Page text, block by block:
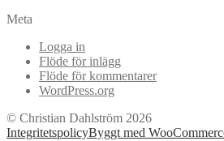
Meta
Logga in
Flöde för inlägg
Flöde för kommentarer
WordPress.org
© Christian Dahlström 2026
IntegritetspolicyByggt med